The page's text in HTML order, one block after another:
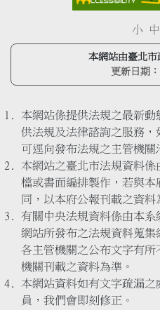
小 中
本網站由臺北
更新日期：
本網站係提供法規之最新
供法規及法律諮詢之服務
可逕向發布法規之主管機關
本網站之臺北市法規資料
檔或書面編排製作，若與
同，以本府公報刊載之資料
有關中央法規資料係由本
網站所發布之法規資料蒐
各主管機關之公布文字有
機關刊載之資料為準。
本網站資料如有文字疏漏之
員，我們會即刻修正。